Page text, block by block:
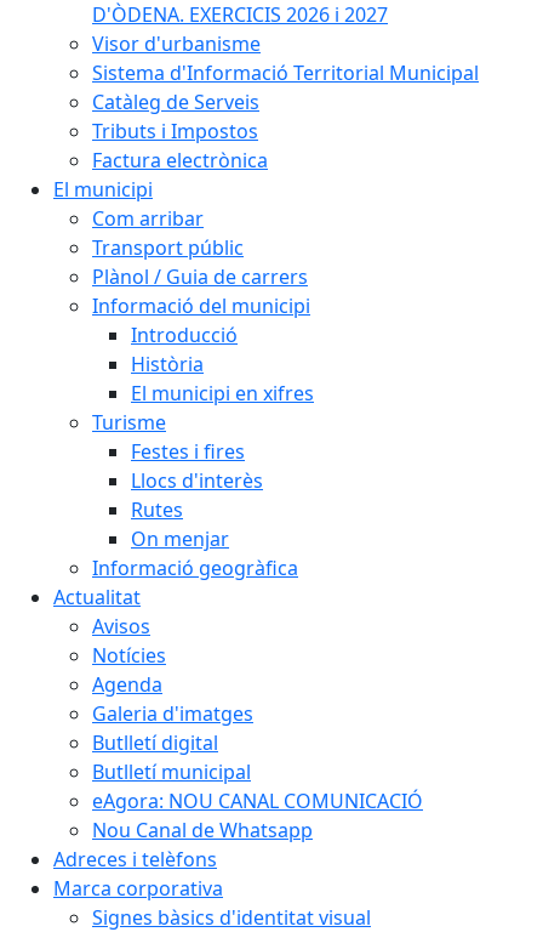
D'ÒDENA. EXERCICIS 2026 i 2027
Visor d'urbanisme
Sistema d'Informació Territorial Municipal
Catàleg de Serveis
Tributs i Impostos
Factura electrònica
El municipi
Com arribar
Transport públic
Plànol / Guia de carrers
Informació del municipi
Introducció
Història
El municipi en xifres
Turisme
Festes i fires
Llocs d'interès
Rutes
On menjar
Informació geogràfica
Actualitat
Avisos
Notícies
Agenda
Galeria d'imatges
Butlletí digital
Butlletí municipal
eAgora: NOU CANAL COMUNICACIÓ
Nou Canal de Whatsapp
Adreces i telèfons
Marca corporativa
Signes bàsics d'identitat visual